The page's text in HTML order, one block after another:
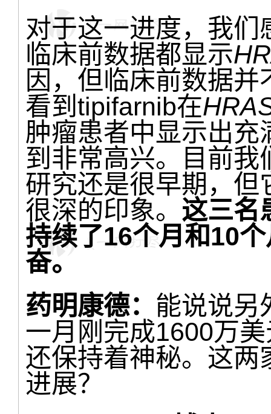
对于这一进度，我
临床前数据都显示
因，但临床前数据
看到tipifarnib在
肿瘤患者中显示出
到非常高兴。目前
研究还是很早期，但
很深的印象。 这三名
持续了16个月 和10
奋。
药明康德： 能说说另
一月刚完成1600万
还保持着神秘。这两
进展？